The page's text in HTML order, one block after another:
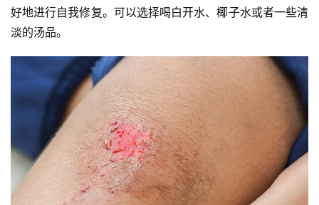
好地进行自我修复。可以选择喝白开水、椰子水或者一些清
淡的汤品。